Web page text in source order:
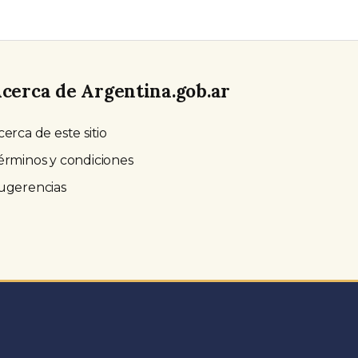
de Argentina.gob.ar
de este sitio
y condiciones